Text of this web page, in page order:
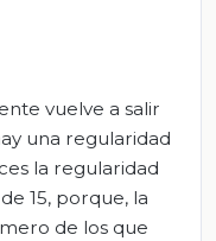
vuelve a salir
una regularidad
la regularidad
15, porque, la
de los que